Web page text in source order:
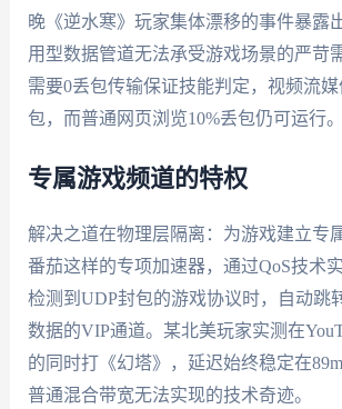
晚《逆水寒》玩家集体漂移的事件暴露
用型数据管道无法承受游戏场景的严苛
需要0丢包传输保证技能判定，视频流
包，而普通网页浏览10%丢包仍可运行。
专属游戏频道的特权
解决之道在物理层隔离：为游戏建立专
番茄这样的专项加速器，通过QoS技术
检测到UDP封包的游戏协议时，自动跳
数据的VIP通道。某北美玩家实测在
的同时打《幻塔》，延迟始终稳定在
普通混合带宽无法实现的技术奇迹。